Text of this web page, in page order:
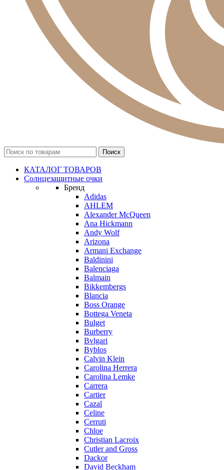
КАТАЛОГ ТОВАРОВ
Солнцезащитные очки
Бренд
Adidas
AHLEM
Alexander McQueen
Ana Hickmann
Andy Wolf
Arizona
Armani Exchange
Baldinini
Balenciaga
Balmain
Bikkembergs
Blancia
Boss Orange
Bottega Veneta
Bulget
Burberry
Bvlgari
Byblos
Calvin Klein
Carolina Herrera
Carolina Lemke
Carrera
Cartier
Cazal
Celine
Cerruti
Chloe
Christian Lacroix
Cutler and Gross
Dackor
David Beckham